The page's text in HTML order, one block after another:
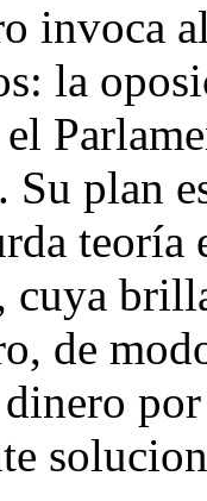
invoca
la
Su plan
teoría
cuya
de